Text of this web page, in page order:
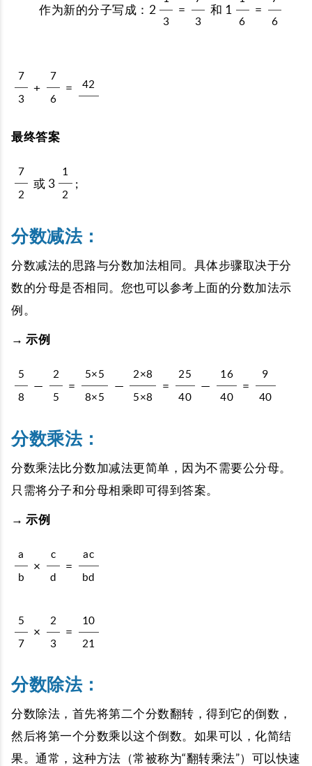
作为新的分子写成：2
3
=
3
和 1
6
=
6
7
3
+
7
6
= 42
最终答案
7
2
或 3
1
2
;
分数减法：
分数减法的思路与分数加法相同。具体步骤取决于分
数的分母是否相同。您也可以参考上面的分数加法示
例。
→ 示例
5
8
—
2
5
=
5×5
8×5
—
2×8
5×8
=
25
40
—
16
40
=
9
40
分数乘法：
分数乘法比分数加减法更简单，因为不需要公分母。
只需将分子和分母相乘即可得到答案。
→ 示例
a
b
×
c
d
=
ac
bd
5
7
×
2
3
=
10
21
分数除法：
分数除法，首先将第二个分数翻转，得到它的倒数，
然后将第一个分数乘以这个倒数。如果可以，化简结
果。通常，这种方法（常被称为“翻转乘法”）可以快速